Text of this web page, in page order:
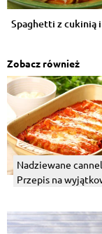
Spaghetti z cukinią
Zobacz również
Nadziewane
Przepis na